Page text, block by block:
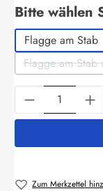
Bitte wählen
Flagge am Stab
Flagge am Stab
Produkt
Zum Merkzettel